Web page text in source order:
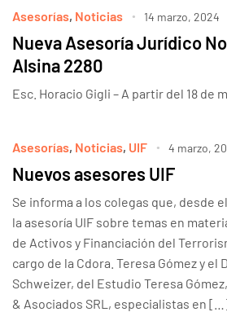
Asesorías, Noticias 14 marzo, 2024
Nueva Asesoría Jurídico
Alsina 2280
Esc. Horacio Gigli – A partir del 18 de
Asesorías, Noticias, UIF 4 marzo,
Nuevos asesores UIF
Se informa a los colegas que, desde el
la asesoría UIF sobre temas en
de Activos y Financiación del
cargo de la Cdora. Teresa Gómez y el
Schweizer, del Estudio Teresa
& Asociados SRL, especialistas en